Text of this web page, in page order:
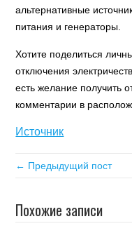
альтернативные
питания и генераторы.
Хотите поделиться
отключения
есть желание получить
комментарии в
Источник
← Предыдущий пост
Похожие записи